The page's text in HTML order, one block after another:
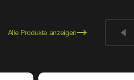
Alle Produkte anzeigen